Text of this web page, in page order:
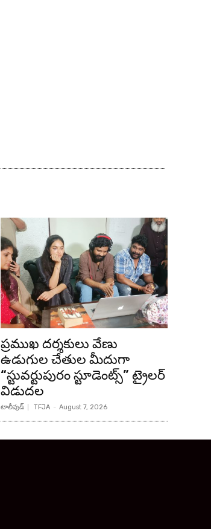
ప్రముఖ దర్శకులు వేణు
ఉడుగుల చేతుల మీదుగా
“స్టువర్టుపురం స్టూడెంట్స్” ట్రైలర్
విడుదల
టాలీవుడ్ TFJA - August 7, 2026